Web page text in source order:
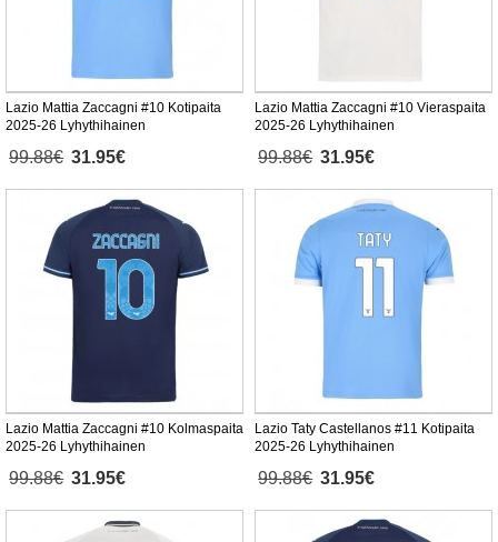
Lazio Mattia Zaccagni #10 Kotipaita
2025-26 Lyhythihainen
99.88€ 31.95€
Lazio Mattia Zaccagni #10 Vieraspaita
2025-26 Lyhythihainen
99.88€ 31.95€
Lazio Mattia Zaccagni #10 Kolmaspaita
2025-26 Lyhythihainen
99.88€ 31.95€
Lazio Taty Castellanos #11 Kotipaita
2025-26 Lyhythihainen
99.88€ 31.95€